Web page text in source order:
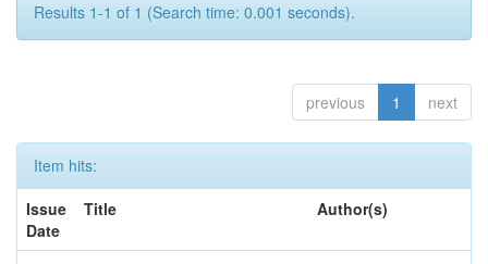
Results 1-1 of 1 (Search time: 0.001 seconds).
previous 1 next
Item hits:
Issue
Date
Title Author(s)